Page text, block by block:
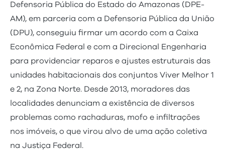
Defensoria Pública do Estado do Amazonas (DPE-
AM), em parceria com a Defensoria Pública da União
(DPU), conseguiu firmar um acordo com a Caixa
Econômica Federal e com a Direcional Engenharia
para providenciar reparos e ajustes estruturais das
unidades habitacionais dos conjuntos Viver Melhor 1
e 2, na Zona Norte. Desde 2013, moradores das
localidades denunciam a existência de diversos
problemas como rachaduras, mofo e infiltrações
nos imóveis, o que virou alvo de uma ação coletiva
na Justiça Federal.